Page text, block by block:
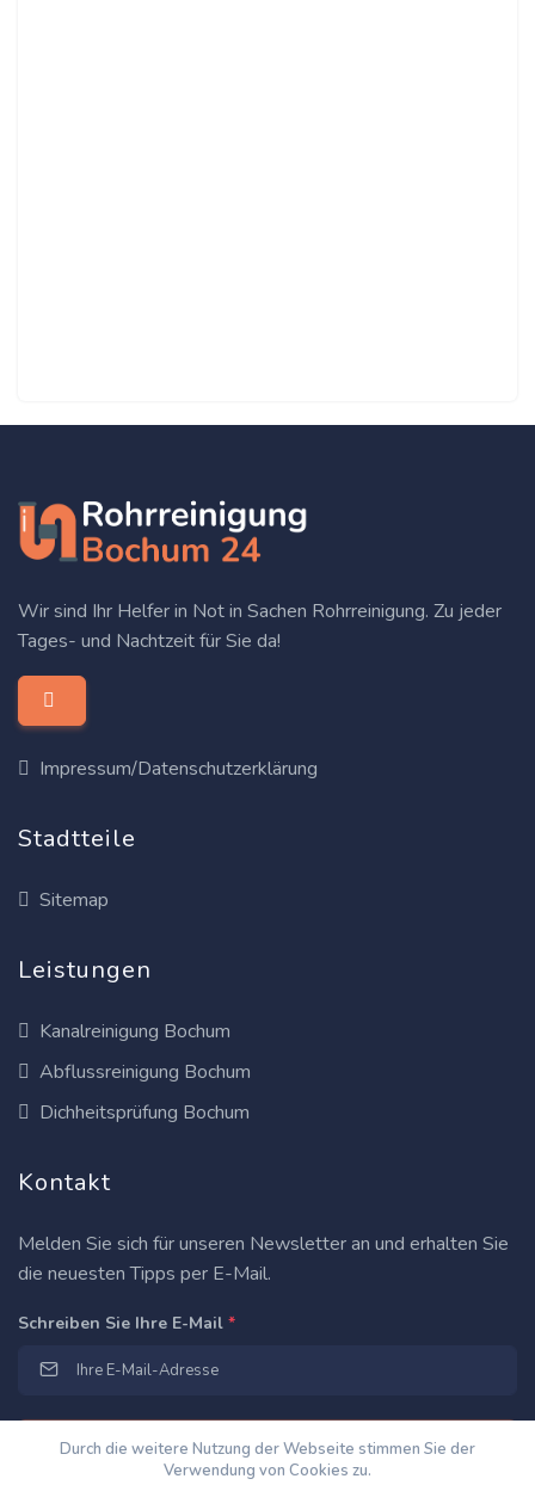
Wir sind Ihr Helfer in Not in Sachen Rohrreinigung. Zu jeder
Tages- und Nachtzeit für Sie da!
Impressum/Datenschutzerklärung
Stadtteile
Sitemap
Leistungen
Kanalreinigung Bochum
Abflussreinigung Bochum
Dichheitsprüfung Bochum
Kontakt
Melden Sie sich für unseren Newsletter an und erhalten Sie
die neuesten Tipps per E-Mail.
Schreiben Sie Ihre E-Mail *
Durch die weitere Nutzung der Webseite stimmen Sie der
Verwendung von Cookies zu.